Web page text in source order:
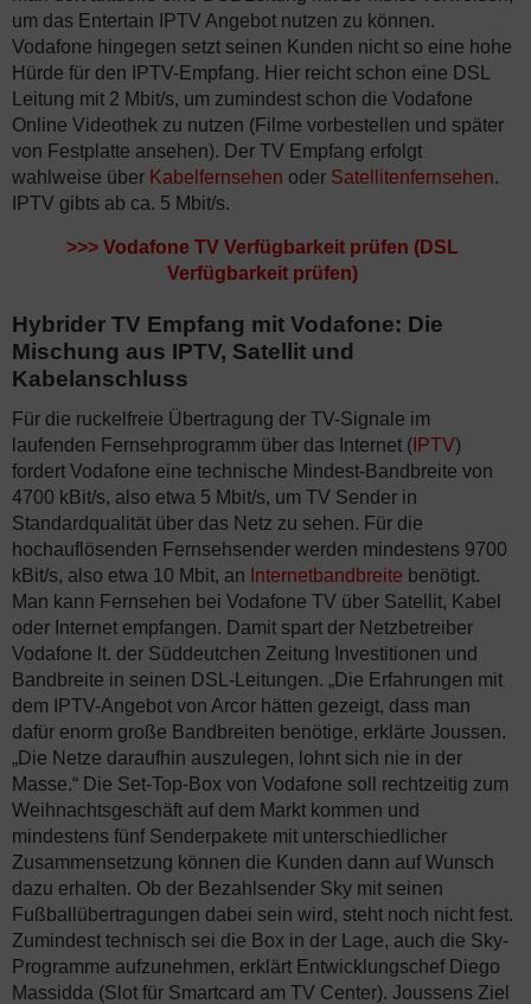
um das Entertain IPTV Angebot nutzen zu können.
Vodafone hingegen setzt seinen Kunden nicht so eine hohe
Hürde für den IPTV-Empfang. Hier reicht schon eine DSL
Leitung mit 2 Mbit/s, um zumindest schon die Vodafone
Online Videothek zu nutzen (Filme vorbestellen und später
von Festplatte ansehen). Der TV Empfang erfolgt
wahlweise über Kabelfernsehen oder Satellitenfernsehen.
IPTV gibts ab ca. 5 Mbit/s.
>>> Vodafone TV Verfügbarkeit prüfen (DSL
Verfügbarkeit prüfen)
Hybrider TV Empfang mit Vodafone: Die
Mischung aus IPTV, Satellit und
Kabelanschluss
Für die ruckelfreie Übertragung der TV-Signale im
laufenden Fernsehprogramm über das Internet ( IPTV)
fordert Vodafone eine technische Mindest-Bandbreite von
4700 kBit/s, also etwa 5 Mbit/s, um TV Sender in
Standardqualität über das Netz zu sehen. Für die
hochauflösenden Fernsehsender werden mindestens 9700
kBit/s, also etwa 10 Mbit, an Internetbandbreite benötigt.
Man kann Fernsehen bei Vodafone TV über Satellit, Kabel
oder Internet empfangen. Damit spart der Netzbetreiber
Vodafone lt. der Süddeutchen Zeitung Investitionen und
Bandbreite in seinen DSL-Leitungen. „Die Erfahrungen mit
dem IPTV-Angebot von Arcor hätten gezeigt, dass man
dafür enorm große Bandbreiten benötige, erklärte Joussen.
„Die Netze daraufhin auszulegen, lohnt sich nie in der
Masse.“ Die Set-Top-Box von Vodafone soll rechtzeitig zum
Weihnachtsgeschäft auf dem Markt kommen und
mindestens fünf Senderpakete mit unterschiedlicher
Zusammensetzung können die Kunden dann auf Wunsch
dazu erhalten. Ob der Bezahlsender Sky mit seinen
Fußballübertragungen dabei sein wird, steht noch nicht fest.
Zumindest technisch sei die Box in der Lage, auch die Sky-
Programme aufzunehmen, erklärt Entwicklungschef Diego
Massidda (Slot für Smartcard am TV Center). Joussens Ziel